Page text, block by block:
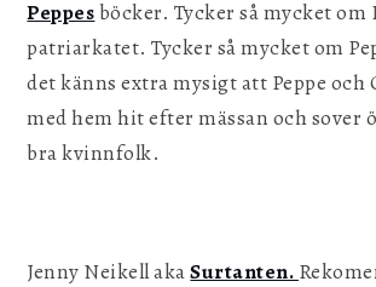
Peppesböcker. Tycker så mycket om
patriarkatet. Tycker så mycket om
det känns extra mysigt att Peppe och
med hem hit efter mässan och sover
bra kvinnfolk.
Jenny Neikell akaSurtanten.